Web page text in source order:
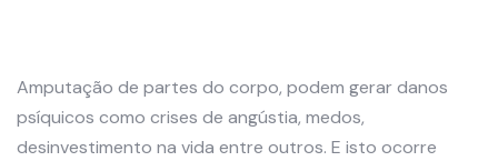
Amputação de partes do corpo, podem gerar danos
psíquicos como crises de angústia, medos,
desinvestimento na vida entre outros. E isto ocorre